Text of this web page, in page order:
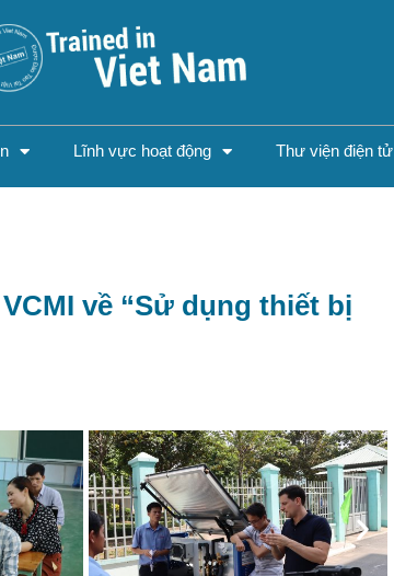
Lĩnh vực hoạt động Thư viện điện tử
về “Sử dụng thiết bị
Next